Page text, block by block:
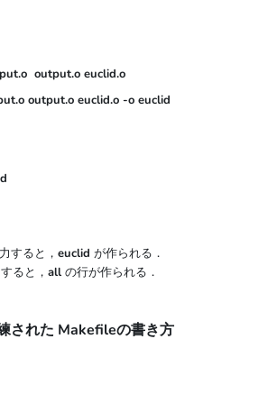
output.o euclid.o
output.o euclid.o -o euclid
すると， euclid が作られる．
ると， all の行が作られる．
された Makefileの書き方